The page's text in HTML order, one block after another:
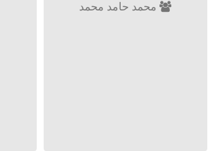
محمد حامد محمد